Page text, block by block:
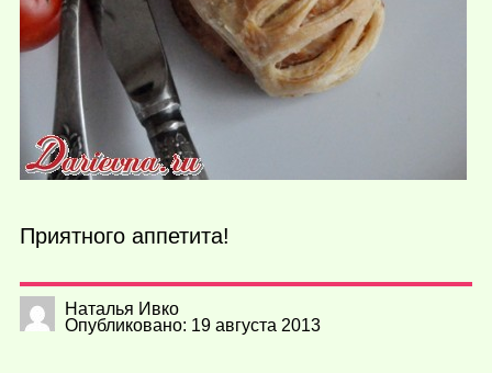
Приятного аппетита!
Наталья Ивко
Опубликовано: 19 августа 2013